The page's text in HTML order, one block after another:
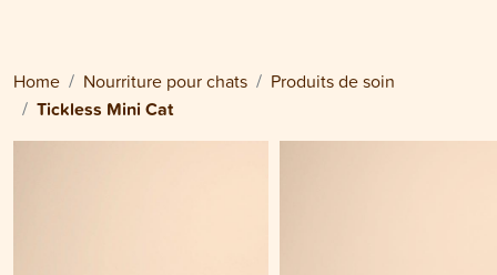
Home Nourriture pour chats Produits de soin
Tickless Mini Cat